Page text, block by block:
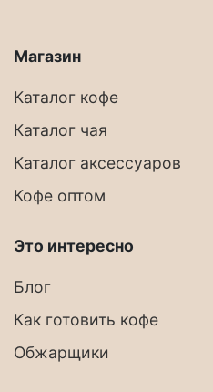
Магазин
Каталог кофе
Каталог чая
Каталог аксессуаров
Кофе оптом
Это интересно
Блог
Как готовить кофе
Обжарщики